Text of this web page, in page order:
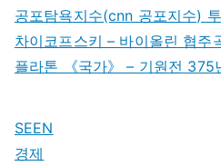
공포탐욕지수(cnn 공포지수)
차이코프스키 – 바이올린 협주
플라톤 《국가》 – 기원전 375
SEEN
경제